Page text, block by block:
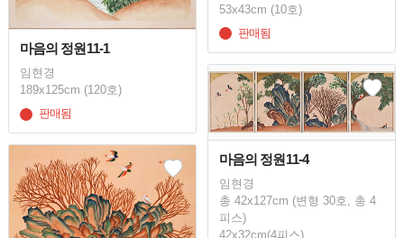
53x43cm (10호)
판매됨
마음의 정원11-1
임현경
189x125cm (120호)
판매됨
마음의 정원11-4
임현경
총 42x127cm (변형 30호, 총 4
피스)
42x32cm(4피스)